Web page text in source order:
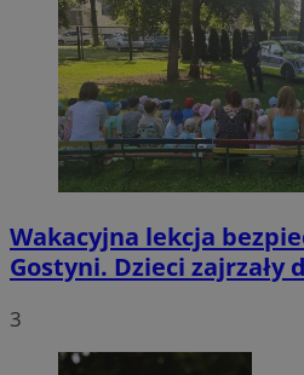
Wakacyjna lekcja
Gostyni. Dzieci zajrzały
3